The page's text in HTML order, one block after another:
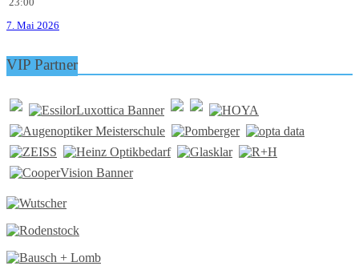
7. Mai 2026
VIP Partner